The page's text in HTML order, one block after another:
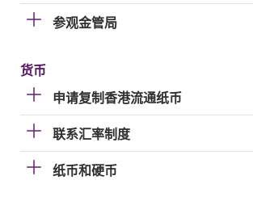
参观金管局
货币
申请复制香港流通纸币
联系汇率制度
纸币和硬币